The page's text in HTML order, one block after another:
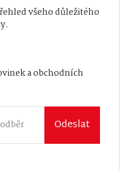
všeho důležitého
a obchodních
Odeslat